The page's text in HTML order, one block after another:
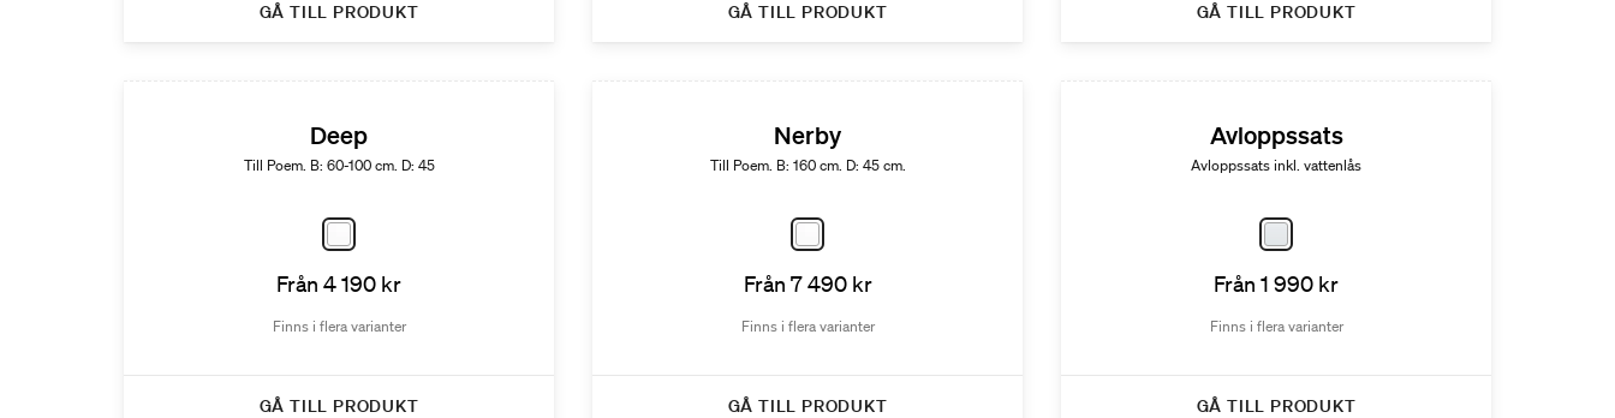
GÅ TILL PRODUKT GÅ TILL PRODUKT GÅ TILL PRODUKT
Deep
Till Poem. B: 60-100 cm. D: 45
Från 4 190 kr
Finns i flera varianter
GÅ TILL PRODUKT
Nerby
Till Poem. B: 160 cm. D: 45 cm.
Från 7 490 kr
Finns i flera varianter
GÅ TILL PRODUKT
Avloppssats
Avloppssats inkl. vattenlås
Från 1 990 kr
Finns i flera varianter
GÅ TILL PRODUKT